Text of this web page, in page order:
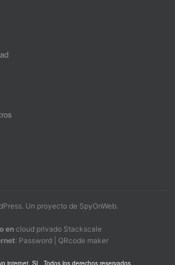
. Un proyecto de SpyOnWeb.
en cloud privado Stackscale
: Password QRcode maker
internet, SL. Todos los derechos reservados